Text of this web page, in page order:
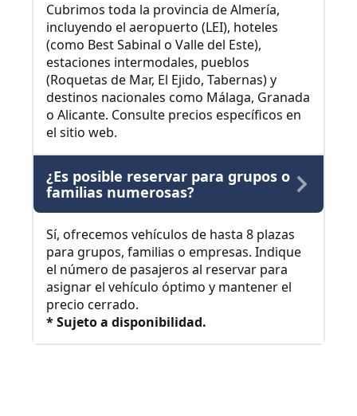
Cubrimos toda la provincia de Almería,
incluyendo el aeropuerto (LEI), hoteles
(como Best Sabinal o Valle del Este),
estaciones intermodales, pueblos
(Roquetas de Mar, El Ejido, Tabernas) y
destinos nacionales como Málaga, Granada
o Alicante. Consulte precios específicos en
el sitio web.
¿Es posible reservar para grupos o
familias numerosas?
Sí, ofrecemos vehículos de hasta 8 plazas
para grupos, familias o empresas. Indique
el número de pasajeros al reservar para
asignar el vehículo óptimo y mantener el
precio cerrado.
* Sujeto a disponibilidad.